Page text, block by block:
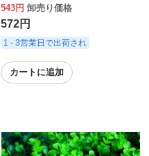
ンジメントポール松ぼっくり
543円 卸売り価格
572円
1 - 3営業日で出荷され
カートに追加